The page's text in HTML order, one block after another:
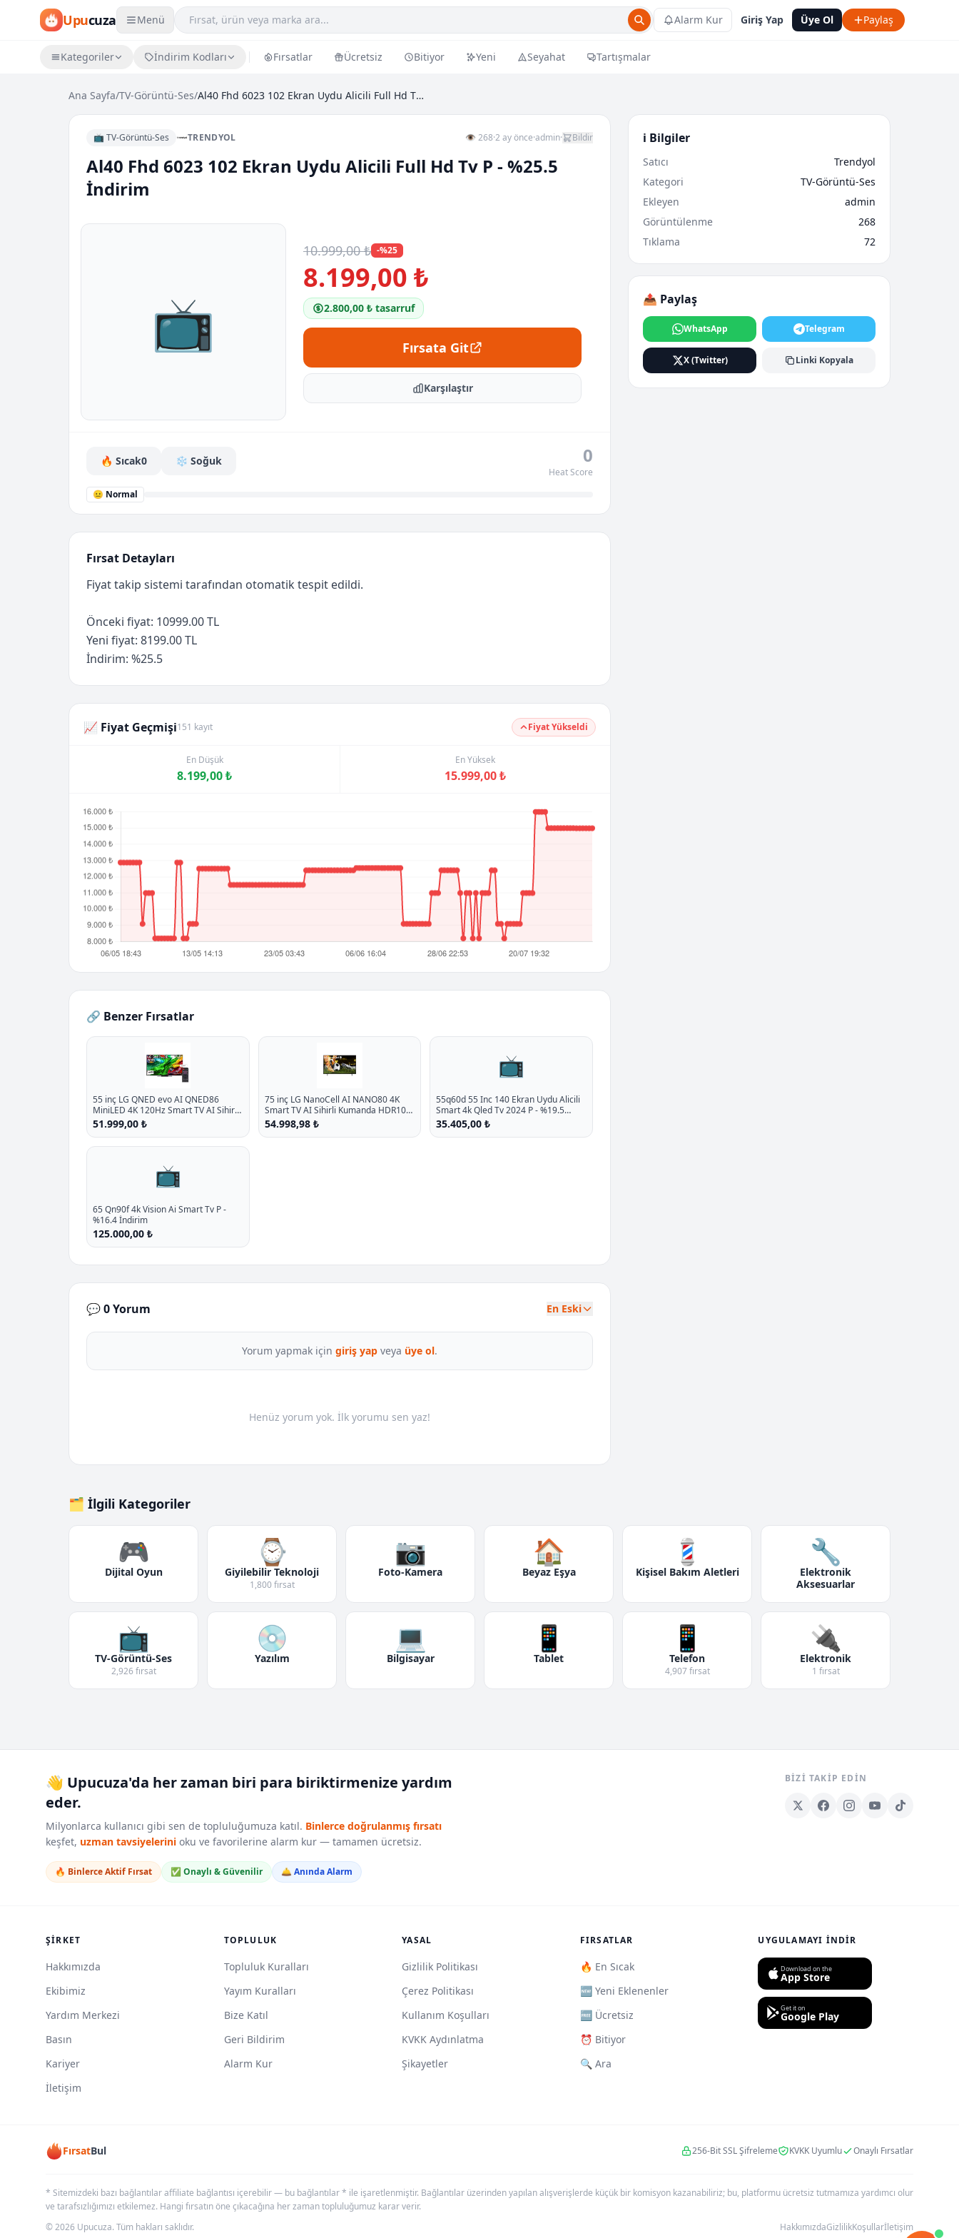
Upucuza Menü Alarm Kur Giriş Yap Üye Ol Paylaş
Kategoriler İndirim Kodları Fırsatlar Ücretsiz Bitiyor Yeni Seyahat Tartışmalar
Ana Sayfa/TV-Görüntü-Ses/ Al40 Fhd 6023 102 Ekran Uydu Alicili Full Hd Tv P...
📺 TV-Görüntü-Ses TRENDYOL 👁 268·2 ay önce·admin· Bildir
Al40 Fhd 6023 102 Ekran Uydu Alicili Full Hd Tv P - %25.5
İndirim
📺
10.999,00 ₺ -%25
8.199,00 ₺
2.800,00 ₺ tasarruf
Fırsata Git
Karşılaştır
🔥 Sıcak0 ❄️ Soğuk 0
Heat Score
😐 Normal
Fırsat Detayları
Fiyat takip sistemi tarafından otomatik tespit edildi.
Önceki fiyat: 10999.00 TL
Yeni fiyat: 8199.00 TL
İndirim: %25.5
📈 Fiyat Geçmişi151 kayıt Fiyat Yükseldi
En Düşük
8.199,00 ₺
En Yüksek
15.999,00 ₺
🔗 Benzer Fırsatlar
55 inç LG QNED evo AI QNED86
MiniLED 4K 120Hz Smart TV AI Sihirli
Kumanda webOS25 2025
51.999,00 ₺
75 inç LG NanoCell AI NANO80 4K
Smart TV AI Sihirli Kumanda HDR10
webOS25 2025
54.998,98 ₺
📺
55q60d 55 Inc 140 Ekran Uydu Alicili
Smart 4k Qled Tv 2024 P - %19.5
İndirim
35.405,00 ₺
📺
65 Qn90f 4k Vision Ai Smart Tv P -
%16.4 İndirim
125.000,00 ₺
💬 0 Yorum En Eski
Yorum yapmak için giriş yap veya üye ol.
Henüz yorum yok. İlk yorumu sen yaz!
ℹ️ Bilgiler
Satıcı
Trendyol
Kategori
TV-Görüntü-Ses
Ekleyen
admin
Görüntülenme
268
Tıklama
72
📤 Paylaş
WhatsApp Telegram
X (Twitter) Linki Kopyala
🗂️ İlgili Kategoriler
🎮
Dijital Oyun
⌚
Giyilebilir Teknoloji
1,800 fırsat
📷
Foto-Kamera
🏠
Beyaz Eşya
💈
Kişisel Bakım Aletleri
🔧
Elektronik
Aksesuarlar
📺
TV-Görüntü-Ses
2,926 fırsat
💿
Yazılım
💻
Bilgisayar
📱
Tablet
📱
Telefon
4,907 fırsat
🔌
Elektronik
1 fırsat
👋 Upucuza'da her zaman biri para biriktirmenize yardım
eder.
Milyonlarca kullanıcı gibi sen de topluluğumuza katıl. Binlerce doğrulanmış fırsatı
keşfet, uzman tavsiyelerini oku ve favorilerine alarm kur — tamamen ücretsiz.
🔥 Binlerce Aktif Fırsat ✅ Onaylı & Güvenilir 🛎️ Anında Alarm
BIZI TAKIP EDIN
ŞIRKET
Hakkımızda
Ekibimiz
Yardım Merkezi
Basın
Kariyer
İletişim
TOPLULUK
Topluluk Kuralları
Yayım Kuralları
Bize Katıl
Geri Bildirim
Alarm Kur
YASAL
Gizlilik Politikası
Çerez Politikası
Kullanım Koşulları
KVKK Aydınlatma
Şikayetler
FIRSATLAR
🔥 En Sıcak
🆕 Yeni Eklenenler
🆓 Ücretsiz
⏰ Bitiyor
🔍 Ara
UYGULAMAYI İNDIR
Download on the
App Store
Get it on
Google Play
FırsatBul 256-Bit SSL Şifreleme KVKK Uyumlu Onaylı Fırsatlar
* Sitemizdeki bazı bağlantılar affiliate bağlantısı içerebilir — bu bağlantılar * ile işaretlenmiştir. Bağlantılar üzerinden yapılan alışverişlerde küçük bir komisyon kazanabiliriz; bu, platformu ücretsiz tutmamıza yardımcı olur
ve tarafsızlığımızı etkilemez. Hangi fırsatın öne çıkacağına her zaman topluluğumuz karar verir.
© 2026 Upucuza. Tüm hakları saklıdır.
HakkımızdaGizlilikKoşullarİletişim